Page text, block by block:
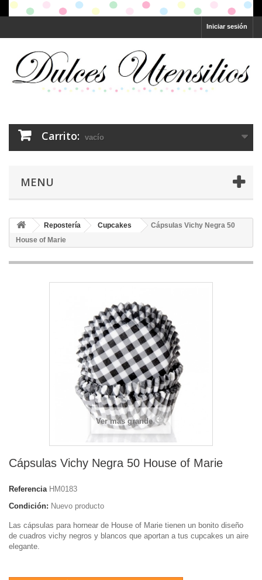
Iniciar sesión
Carrito: vacío
MENU
Repostería Cupcakes
Cápsulas Vichy Negra 50
House of Marie
Ver más grande
Cápsulas Vichy Negra 50 House of Marie
Referencia HM0183
Condición: Nuevo producto
Las cápsulas para hornear de House of Marie tienen un bonito diseño
de cuadros vichy negros y blancos que aportan a tus cupcakes un aire
elegante.